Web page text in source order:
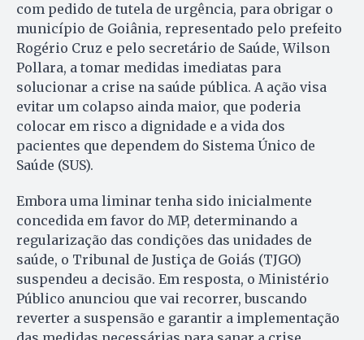
com pedido de tutela de urgência, para obrigar o
município de Goiânia, representado pelo prefeito
Rogério Cruz e pelo secretário de Saúde, Wilson
Pollara, a tomar medidas imediatas para
solucionar a crise na saúde pública. A ação visa
evitar um colapso ainda maior, que poderia
colocar em risco a dignidade e a vida dos
pacientes que dependem do Sistema Único de
Saúde (SUS).
Embora uma liminar tenha sido inicialmente
concedida em favor do MP, determinando a
regularização das condições das unidades de
saúde, o Tribunal de Justiça de Goiás (TJGO)
suspendeu a decisão. Em resposta, o Ministério
Público anunciou que vai recorrer, buscando
reverter a suspensão e garantir a implementação